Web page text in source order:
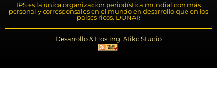
IPS es la única organización periodística mundial con más
personal y corresponsales en el mundo en desarrollo que en los
países ricos. DONAR
Desarrollo & Hosting: Atiko.Studio